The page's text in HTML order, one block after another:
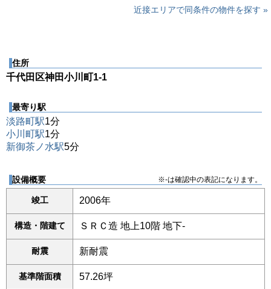
近接エリアで同条件の物件を探す »
住所
千代田区神田小川町1-1
最寄り駅
淡路町駅1分
小川町駅1分
新御茶ノ水駅5分
設備概要 ※-は確認中の表記になります。
竣工 2006年
構造・階建て ＳＲＣ造 地上10階 地下-
耐震 新耐震
基準階面積 57.26坪